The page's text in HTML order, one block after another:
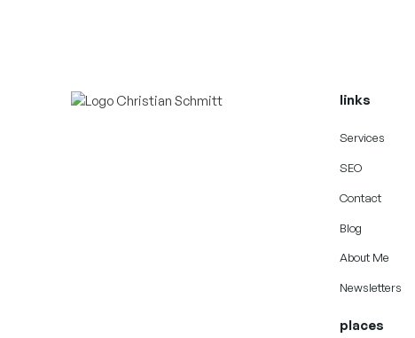
links
Services
SEO
Contact
Blog
About Me
Newsletters
places